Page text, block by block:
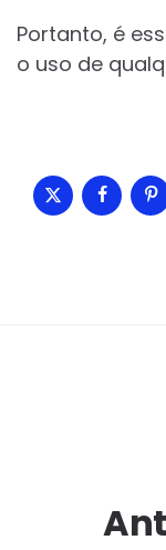
Portanto, é
o uso de